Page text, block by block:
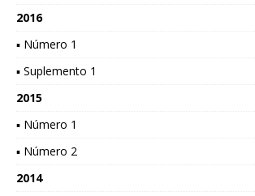
2016
▪ Número 1
▪ Suplemento 1
2015
▪ Número 1
▪ Número 2
2014